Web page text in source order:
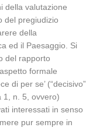
della valutazione
del pregiudizio
della
ed il Paesaggio. Si
del rapporto
formale
di per se’ (“decisivo”
1, n. 5, ovvero)
interessati in senso
pur sempre in